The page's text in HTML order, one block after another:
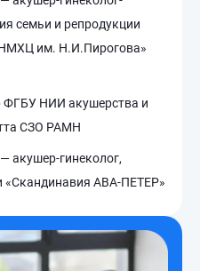
семьи и репродукции
им. Н.И.Пирогова»
ФГБУ НИИ акушерства и
СЗО РАМН
акушер-гинеколог,
«Скандинавия АВА-ПЕТЕР»